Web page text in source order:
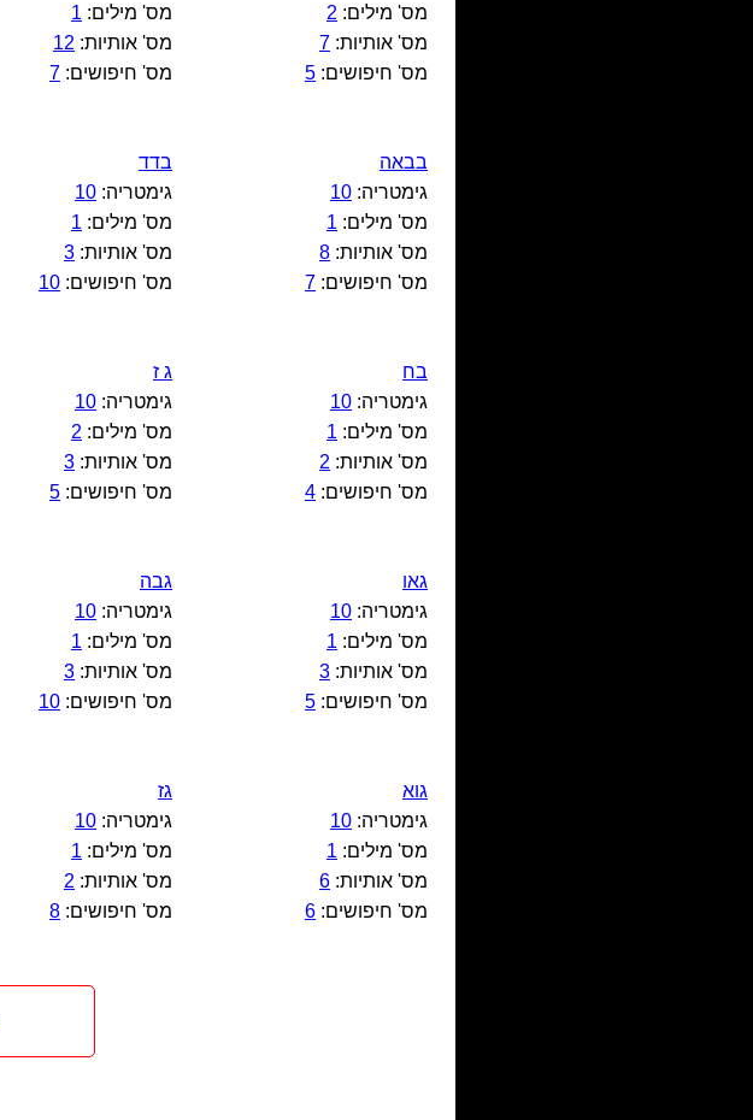
מס' מילים: 2
מס' אותיות: 7
מס' חיפושים: 5
מס' מילים: 1
מס' אותיות: 12
מס' חיפושים: 7
בבאה
גימטריה: 10
מס' מילים: 1
מס' אותיות: 8
מס' חיפושים: 7
בדד
גימטריה: 10
מס' מילים: 1
מס' אותיות: 3
מס' חיפושים: 10
בח
גימטריה: 10
מס' מילים: 1
מס' אותיות: 2
מס' חיפושים: 4
ג ז
גימטריה: 10
מס' מילים: 2
מס' אותיות: 3
מס' חיפושים: 5
גאו
גימטריה: 10
מס' מילים: 1
מס' אותיות: 3
מס' חיפושים: 5
גבה
גימטריה: 10
מס' מילים: 1
מס' אותיות: 3
מס' חיפושים: 10
גוא
גימטריה: 10
מס' מילים: 1
מס' אותיות: 6
מס' חיפושים: 6
גז
גימטריה: 10
מס' מילים: 1
מס' אותיות: 2
מס' חיפושים: 8